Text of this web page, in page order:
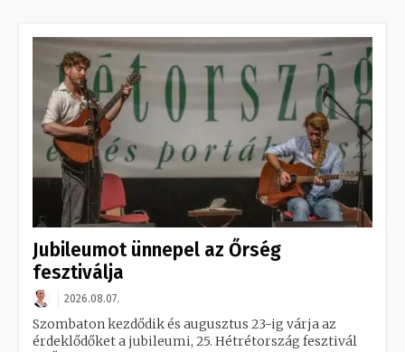
Jubileumot ünnepel az Őrség
fesztiválja
2026.08.07.
Szombaton kezdődik és augusztus 23-ig várja az
érdeklődőket a jubileumi, 25. Hétrétország fesztivál